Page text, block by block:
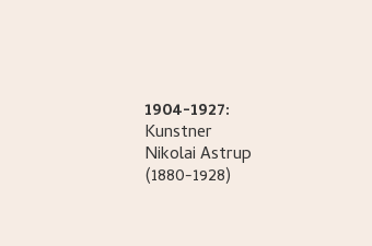
1904-1927:
Kunstner
NikolaiAstrup
(1880-1928)